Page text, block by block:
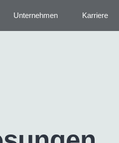
Unternehmen Karriere